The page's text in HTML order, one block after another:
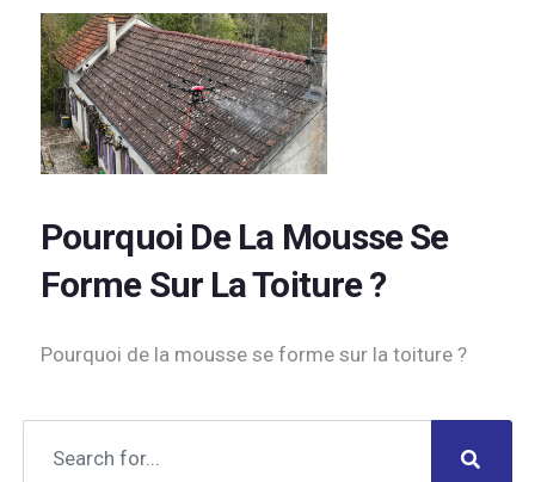
Pourquoi De La Mousse Se
Forme Sur La Toiture ?
Pourquoi de la mousse se forme sur la toiture ?